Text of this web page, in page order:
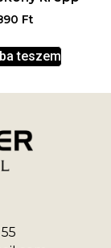
Ft
teszem